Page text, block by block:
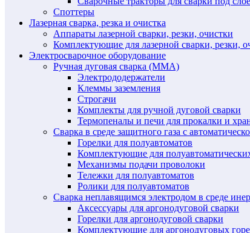
Споттеры
Лазерная сварка, резка и очистка
Аппараты лазерной сварки, резки, очистки
Комплектующие для лазерной сварки, резки,
Электросварочное оборудование
Ручная дуговая сварка (MMA)
Электрододержатели
Клеммы заземления
Строгачи
Комплекты для ручной дуговой сварки
Термопеналы и печи для прокалки и
Сварка в среде защитного газа с
Горелки для полуавтоматов
Комплектующие для
Механизмы подачи проволоки
Тележки для полуавтоматов
Ролики для полуавтоматов
Сварка неплавящимся электродом в среде
Аксессуары для аргонодуговой сварки
Горелки для аргонодуговой сварки
Комплектующие для аргонодуговых